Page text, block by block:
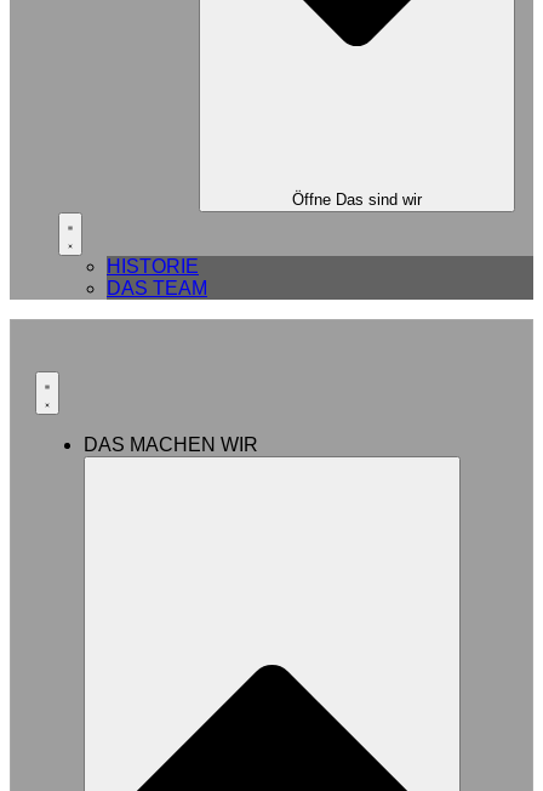
Öffne Das sind wir
HISTORIE
DAS TEAM
DAS MACHEN WIR